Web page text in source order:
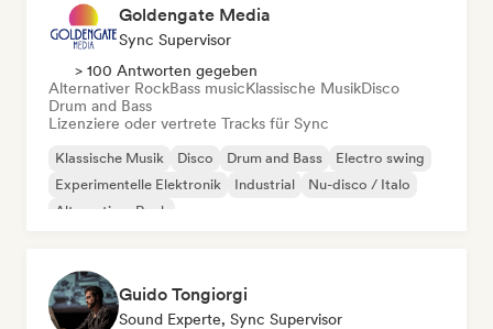
Goldengate Media
Sync Supervisor
> 100 Antworten gegeben
Alternativer RockBass musicKlassische MusikDisco
Drum and Bass
Lizenziere oder vertrete Tracks für Sync
Klassische Musik Disco Drum and Bass
Electro swing
Experimentelle Elektronik
Industrial
Nu-disco / Italo
Alternativer Rock
Guido Tongiorgi
Sound Experte, Sync Supervisor